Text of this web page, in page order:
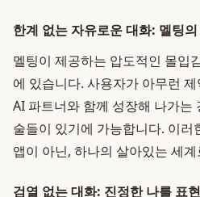
한계 없는 자유로운 대화: 멜팅
멜팅이 제공하는 압도적인 몰입
에 있습니다. 사용자가 아무런
AI 파트너와 함께 성장해 나가는
술들이 있기에 가능합니다. 이
앱이 아닌, 하나의 살아있는 세
검열 없는 대화: 진정한 나를 표